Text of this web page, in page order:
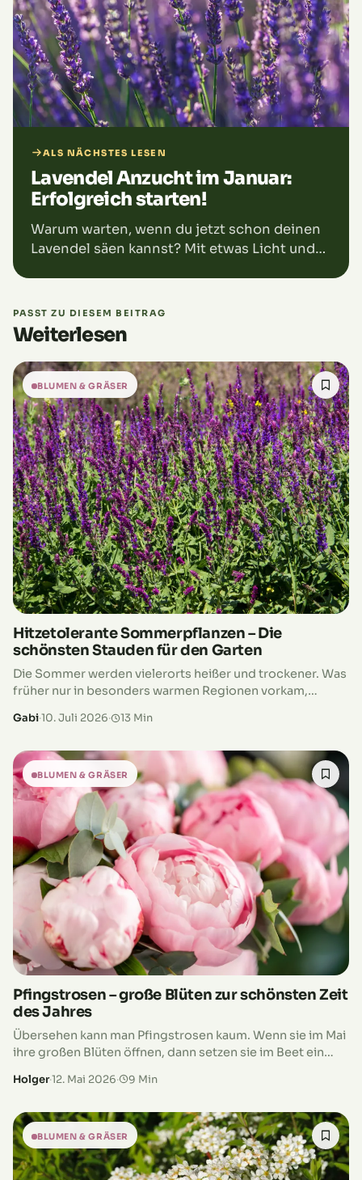
ALS NÄCHSTES LESEN
Lavendel Anzucht im Januar:
Erfolgreich starten!
Warum warten, wenn du jetzt schon deinen
Lavendel säen kannst? Mit etwas Licht und
Sommer verschaffen. Ein paar einfache
Schritte, und schon bald hast du die ersten
Keimlinge. Lass dir die frühe Lavendelernte
nicht entgehen!
PASST ZU DIESEM BEITRAG
Weiterlesen
BLUMEN & GRÄSER
Hitzetolerante Sommerpflanzen – Die
schönsten Stauden für den Garten
Die Sommer werden vielerorts heißer und trockener. Was
früher nur in besonders warmen Regionen vorkam,
Wochenlang fällt kaum Regen, die Sonne…
Gabi·10. Juli 2026· 13 Min
BLUMEN & GRÄSER
Pfingstrosen – große Blüten zur schönsten Zeit
des Jahres
Übersehen kann man Pfingstrosen kaum. Wenn sie im Mai
ihre großen Blüten öffnen, dann setzen sie im Beet ein
elegant, andere tragen…
Holger·12. Mai 2026· 9 Min
BLUMEN & GRÄSER